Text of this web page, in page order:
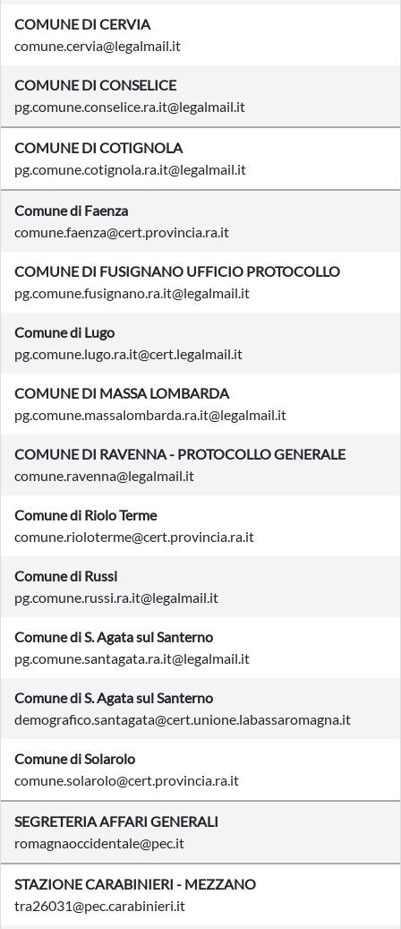
COMUNE DI CERVIA
comune.cervia@legalmail.it
COMUNE DI CONSELICE
pg.comune.conselice.ra.it@legalmail.it
COMUNE DI COTIGNOLA
pg.comune.cotignola.ra.it@legalmail.it
Comune di Faenza
comune.faenza@cert.provincia.ra.it
COMUNE DI FUSIGNANO UFFICIO PROTOCOLLO
pg.comune.fusignano.ra.it@legalmail.it
Comune di Lugo
pg.comune.lugo.ra.it@cert.legalmail.it
COMUNE DI MASSA LOMBARDA
pg.comune.massalombarda.ra.it@legalmail.it
COMUNE DI RAVENNA - PROTOCOLLO GENERALE
comune.ravenna@legalmail.it
Comune di Riolo Terme
comune.rioloterme@cert.provincia.ra.it
Comune di Russi
pg.comune.russi.ra.it@legalmail.it
Comune di S. Agata sul Santerno
pg.comune.santagata.ra.it@legalmail.it
Comune di S. Agata sul Santerno
demografico.santagata@cert.unione.labassaromagna.it
Comune di Solarolo
comune.solarolo@cert.provincia.ra.it
SEGRETERIA AFFARI GENERALI
romagnaoccidentale@pec.it
STAZIONE CARABINIERI - MEZZANO
tra26031@pec.carabinieri.it